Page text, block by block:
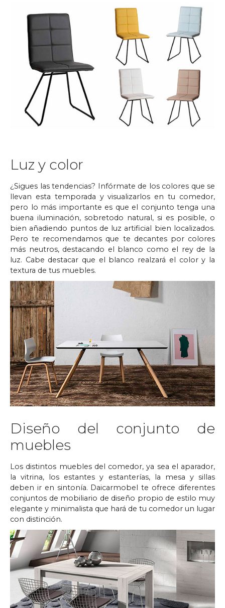
Luz y color
¿Sigues las tendencias? Infórmate de los colores que se
llevan esta temporada y visualizarlos en tu comedor,
pero lo más importante es que el conjunto tenga una
buena iluminación, sobretodo natural, si es posible, o
bien añadiendo puntos de luz artificial bien localizados.
Pero te recomendamos que te decantes por colores
más neutros, destacando el blanco como el rey de la
luz. Cabe destacar que el blanco realzará el color y la
textura de tus muebles.
Diseño del conjunto de
muebles
Los distintos muebles del comedor, ya sea el aparador,
la vitrina, los estantes y estanterías, la mesa y sillas
deben ir en sintonía. Daicarmobel te ofrece diferentes
conjuntos de mobiliario de diseño propio de estilo muy
elegante y minimalista que hará de tu comedor un lugar
con distinción.